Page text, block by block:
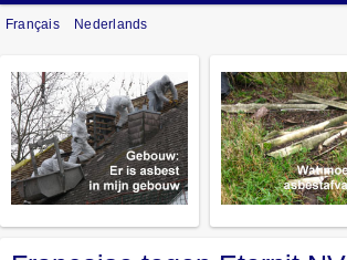
Français Nederlands